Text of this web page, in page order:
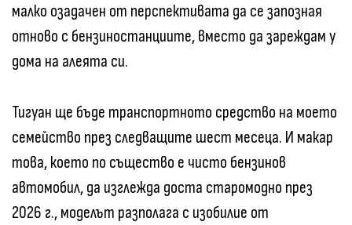
малко озадачен от перспективата да се запозная
отново с бензиностанциите, вместо да зареждам у
дома на алеята си.
Тигуан ще бъде транспортното средство на моето
семейство през следващите шест месеца. И макар
това, което по същество е чисто бензинов
автомобил, да изглежда доста старомодно през
2026 г., моделът разполага с изобилие от